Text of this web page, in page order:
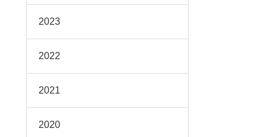
2023
2022
2021
2020